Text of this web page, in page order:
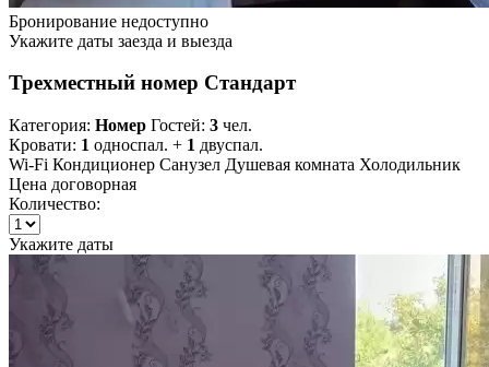
Бронирование недоступно
Укажите даты заезда и выезда
Трехместный номер Стандарт
Категория: Номер Гостей: 3 чел.
Кровати: 1 односпал. + 1 двуспал.
Wi-Fi Кондиционер Санузел Душевая комната Холодильник
Цена договорная
Количество:
Укажите даты